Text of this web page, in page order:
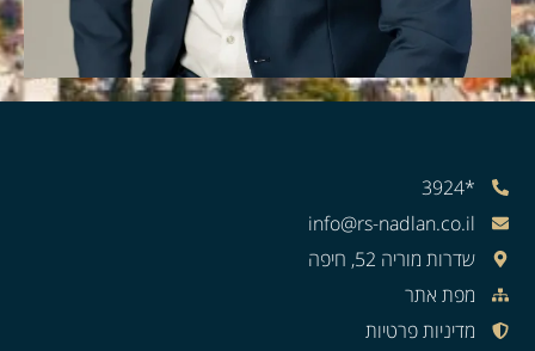
*3924
info@rs-nadlan.co.il
שדרות מוריה 52, חיפה
מפת אתר
מדיניות פרטיות